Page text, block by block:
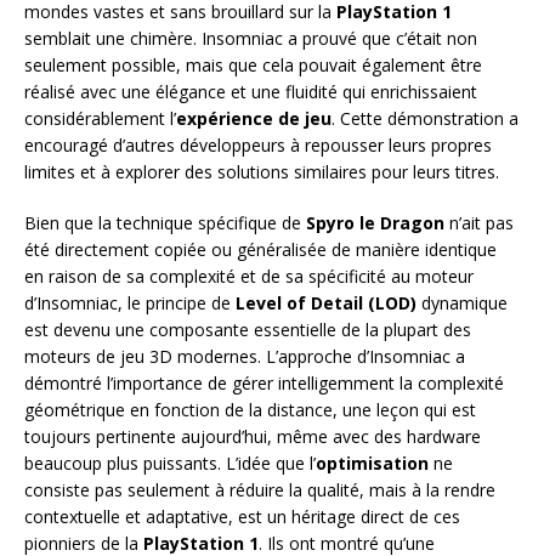
mondes vastes et sans brouillard sur la PlayStation 1
semblait une chimère. Insomniac a prouvé que c’était non
seulement possible, mais que cela pouvait également être
réalisé avec une élégance et une fluidité qui enrichissaient
considérablement l’expérience de jeu. Cette démonstration a
encouragé d’autres développeurs à repousser leurs propres
limites et à explorer des solutions similaires pour leurs titres.
Bien que la technique spécifique de Spyro le Dragon n’ait pas
été directement copiée ou généralisée de manière identique
en raison de sa complexité et de sa spécificité au moteur
d’Insomniac, le principe de Level of Detail (LOD) dynamique
est devenu une composante essentielle de la plupart des
moteurs de jeu 3D modernes. L’approche d’Insomniac a
démontré l’importance de gérer intelligemment la complexité
géométrique en fonction de la distance, une leçon qui est
toujours pertinente aujourd’hui, même avec des hardware
beaucoup plus puissants. L’idée que l’optimisation ne
consiste pas seulement à réduire la qualité, mais à la rendre
contextuelle et adaptative, est un héritage direct de ces
pionniers de la PlayStation 1. Ils ont montré qu’une